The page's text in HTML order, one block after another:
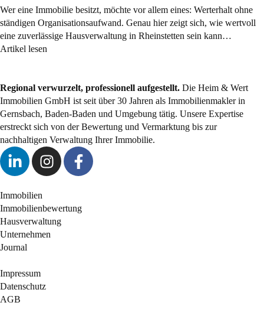
Wer eine Immobilie besitzt, möchte vor allem eines: Werterhalt ohne
ständigen Organisationsaufwand. Genau hier zeigt sich, wie wertvoll
eine zuverlässige Hausverwaltung in Rheinstetten sein kann…
Artikel lesen
Regional verwurzelt, professionell aufgestellt. Die Heim & Wert
Immobilien GmbH ist seit über 30 Jahren als Immobilienmaklerin
Gernsbach, Baden-Baden und Umgebung tätig. Unsere Expertise
erstreckt sich von der Bewertung und Vermarktung bis zur
nachhaltigen Verwaltung Ihrer Immobilie.
Immobilien
Immobilienbewertung
Hausverwaltung
Unternehmen
Journal
Impressum
Datenschutz
AGB